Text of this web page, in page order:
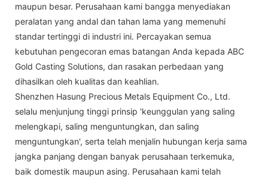
maupun besar. Perusahaan kami bangga menyediakan
peralatan yang andal dan tahan lama yang memenuhi
standar tertinggi di industri ini. Percayakan semua
kebutuhan pengecoran emas batangan Anda kepada ABC
Gold Casting Solutions, dan rasakan perbedaan yang
dihasilkan oleh kualitas dan keahlian.
Shenzhen Hasung Precious Metals Equipment Co., Ltd.
selalu menjunjung tinggi prinsip 'keunggulan yang saling
melengkapi, saling menguntungkan, dan saling
menguntungkan', serta telah menjalin hubungan kerja sama
jangka panjang dengan banyak perusahaan terkemuka,
baik domestik maupun asing. Perusahaan kami telah